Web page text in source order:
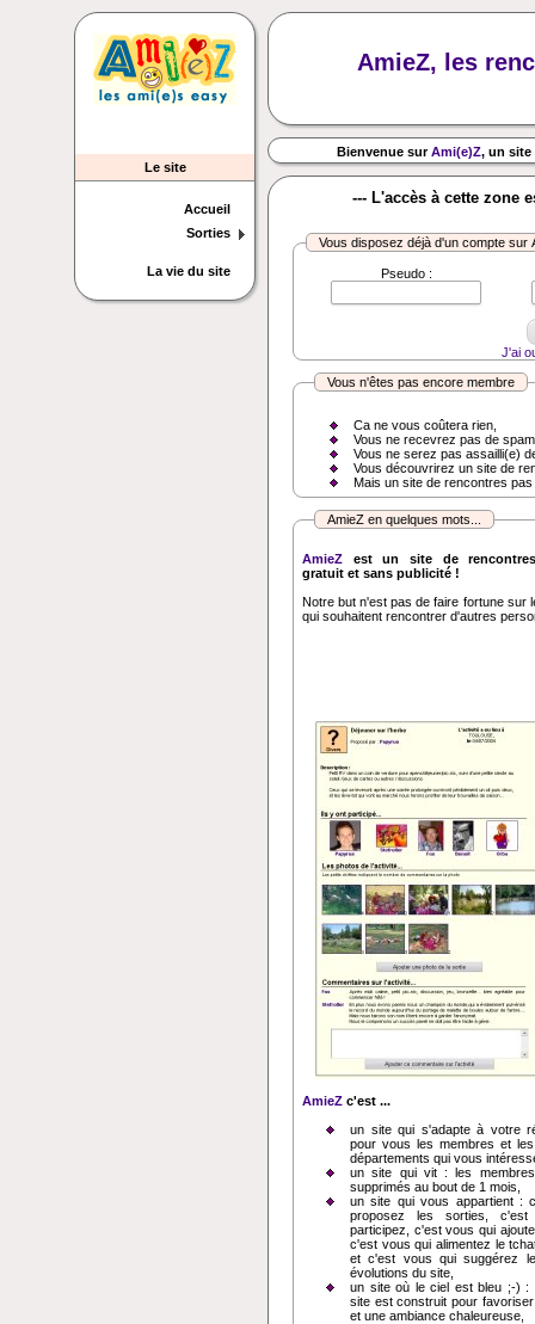
Le site
Accueil
Sorties
La vie du site
AmieZ, les
Bienvenue surAmi(e)Z, un site
--- L'accès à cette zone
Vous disposez déjà d'un compte sur
Pseudo :
J'ai
Vous n'êtes pas encore membre
Ca ne vous coûtera rien,
Vous ne recevrez pas de
Vous ne serez pas assailli(e)
Vous découvrirez un site de
Mais un site de rencontres
AmieZ en quelques mots...
AmieZ est un site de
gratuit et sans publicité !
Notre but n'est pas de faire fortune sur
qui souhaitent rencontrer d'autres
AmieZ c'est ...
un site qui s'adapte à votre
pour vous les membres et
départements qui vous
un site qui vit : les
supprimés au bout de 1 mois,
un site qui vous appartient :
proposez les sorties,
participez, c'est vous qui
c'est vous qui alimentez le
et c'est vous qui suggérez
évolutions du site,
un site où le ciel est bleu ;-) :
site est construit pour
et une ambiance chaleureuse,